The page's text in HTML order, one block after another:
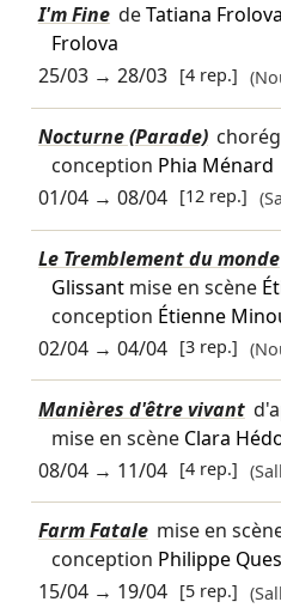
I'm Fine deTatiana Frolova
Frolova
25/03→ 28/03 [4 rep.]
Nocturne (Parade)
conception Phia Ménard
01/04→ 08/04 [12 rep.]
Le Tremblement du monde
Glissantmise en scène
conception Étienne
02/04→ 04/04 [3 rep.]
Manières d'être vivant
mise en scène Clara
08/04→ 11/04 [4 rep.]
Farm Fatale mise en
conception Philippe
15/04→ 19/04 [5 rep.]